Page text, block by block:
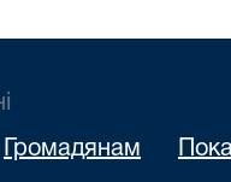
Громадянам